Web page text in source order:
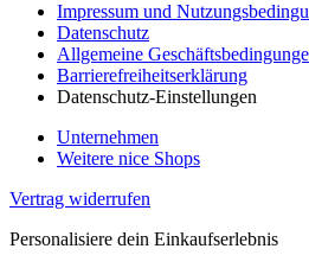
Impressum und
Datenschutz
Allgemeine
Barrierefreiheitserklärung
Datenschutz-Einstellungen
Unternehmen
Weitere nice Shops
Vertrag widerrufen
Personalisiere dein Einkaufserlebnis